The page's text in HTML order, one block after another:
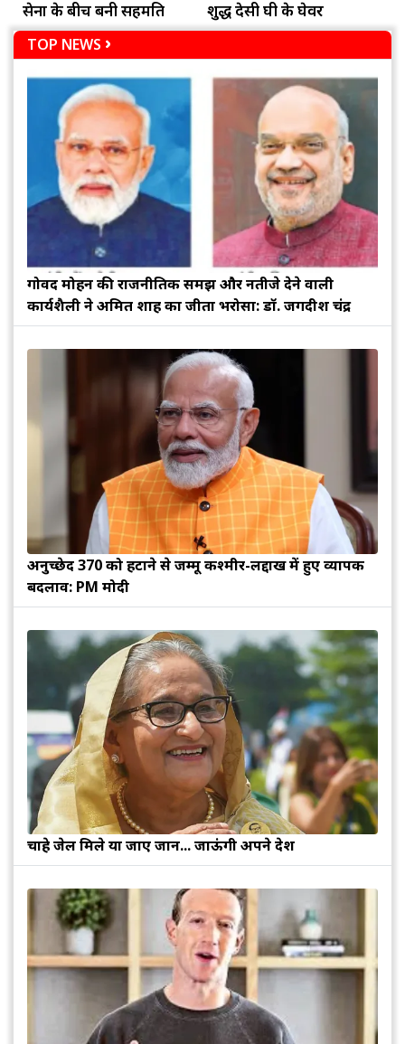
सेना के बीच बनी सहमति शुद्ध देसी घी के घेवर
TOP NEWS
गोविंद मोहन की राजनीतिक समझ और नतीजे देने वाली
कार्यशैली ने अमित शाह का जीता भरोसा: डॉ. जगदीश चंद्र
अनुच्छेद 370 को हटाने से जम्मू कश्मीर-लद्दाख में हुए व्यापक
बदलाव: PM मोदी
चाहे जेल मिले या जाए जान... जाऊंगी अपने देश